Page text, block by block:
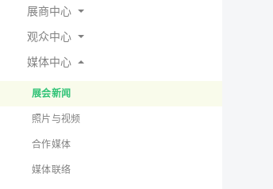
展商中心
为何参展
预定展位
展商中心 & 参展申请常见问题
展台 & 市场推广服务
物流&签证服务
联系我们
观众中心
在线会刊
交通指南
酒店食宿
签证服务
参观咨询&常见问题
媒体中心
展会新闻
照片与视频
合作媒体
媒体联络